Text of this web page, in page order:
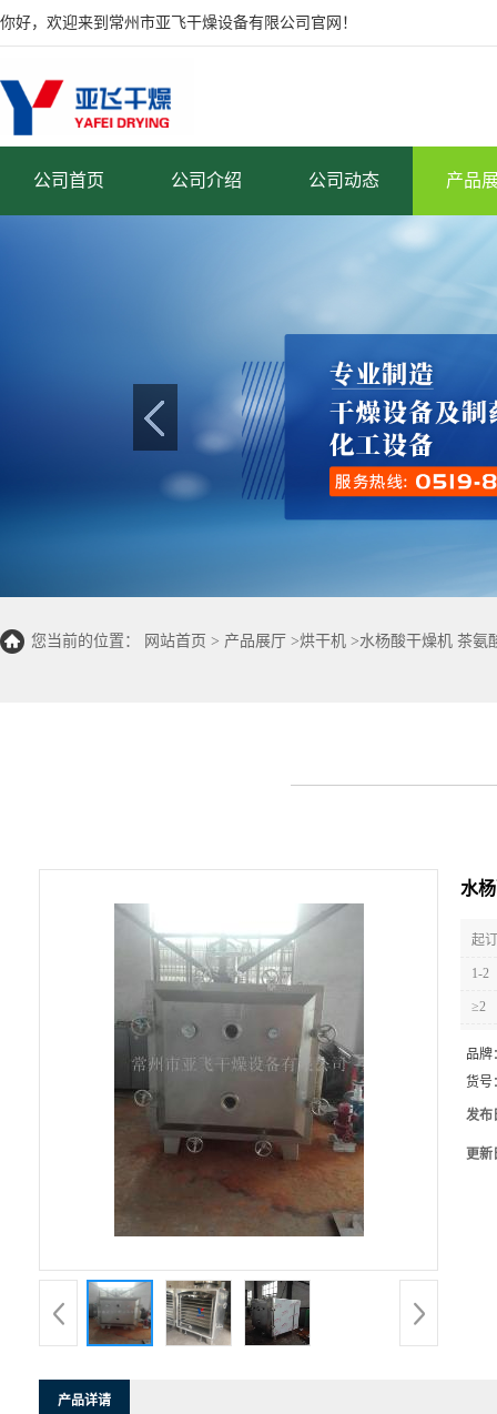
你好，欢迎来到常州市亚飞干燥设备有限公司官网！
公司首页 公司介绍 公司动态 产品
您当前的位置： 网站首页 > 产品展厅 >烘干机 >水杨酸干燥机 茶氨
水
起
1-2
≥2
品牌
货号
发布
更新
产品详请